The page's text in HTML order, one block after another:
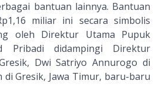
bantuan lainnya. Bantuan
miliar ini secara simbolis
oleh Direktur Utama Pupuk
Pribadi didampingi Direktur
Dwi Satriyo Annurogo di
di Gresik, Jawa Timur, baru-baru